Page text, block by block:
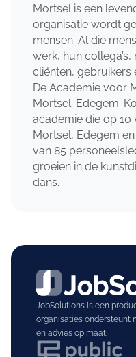
Mortsel is een
organisatie wordt
mensen. Al die
werk, hun
cliënten, gebruikers
De Academie voor
Mortsel-Edegem-
academie die op 10
Mortsel, Edegem
van 85
groeien in de
dans.
JobSolutions is een
organisaties ondersteunt
en advies op maat.